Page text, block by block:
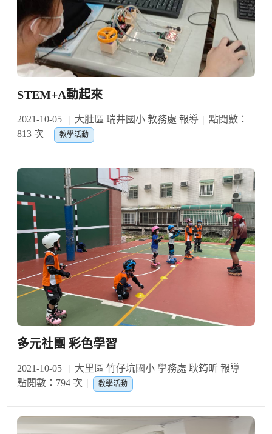
STEM+A動起來
2021-10-05 大肚區 瑞井國小 教務處 報導
點閱數：
813 次
教學活動
多元社團 彩色學習
2021-10-05
大里區 竹仔坑國小 學務處 耿筠昕 報導
點閱數：794 次
教學活動